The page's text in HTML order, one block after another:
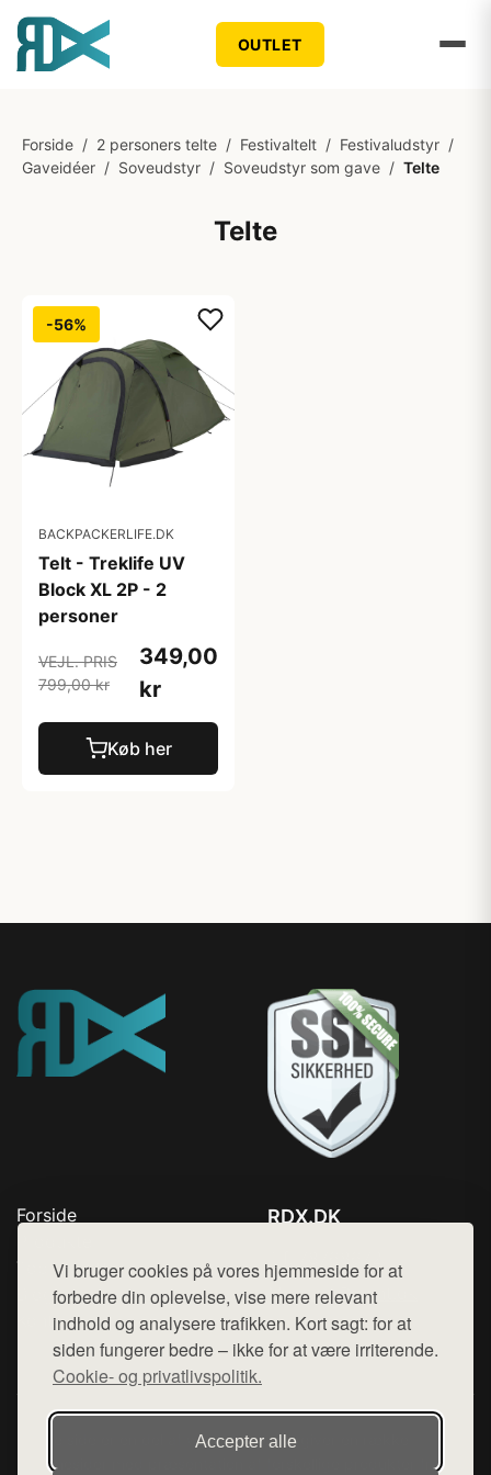
Vi bruger cookies på vores hjemmeside for at
forbedre din oplevelse, vise mere relevant
indhold og analysere trafikken. Kort sagt: for at
siden fungerer bedre – ikke for at være irriterende.
Cookie- og privatlivspolitik.
Accepter alle
OUTLET
Forside / 2 personers telte / Festivaltelt / Festivaludstyr /
Gaveidéer / Soveudstyr / Soveudstyr som gave / Telte
Telte
-56%
BACKPACKERLIFE.DK
Telt - Treklife UV
Block XL 2P - 2
personer
VEJL. PRIS
799,00 kr
349,00
kr
Køb her
Forside
Top Rabatter
Blog
Kontakt
RDX.DK
Mail: hej@want.dk
Cookie- og privatlivspolitik
Denne side er en del af want.dk, der udgiver en række
hjemmesider med præsentation af forskellige produkter fra